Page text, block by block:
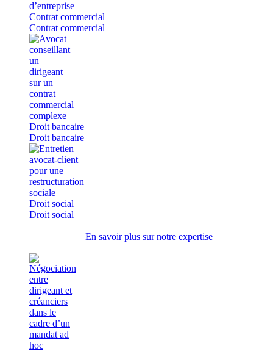
Contrat commercial
Contrat commercial
Droit bancaire
Droit bancaire
Droit social
Droit social
En savoir plus sur notre expertise